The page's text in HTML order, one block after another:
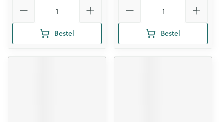
Bestel Bestel